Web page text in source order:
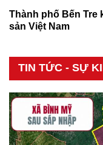
Thành phố Bến Tre
sản Việt Nam
TIN TỨC - SỰ